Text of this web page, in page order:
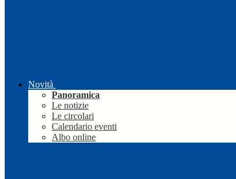
Novità
Panoramica
Le notizie
Le circolari
Calendario eventi
Albo online